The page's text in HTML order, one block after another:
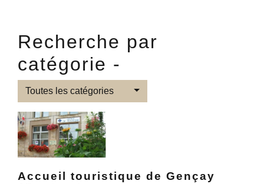
Recherche par
catégorie -
Toutes les catégories
Accueil touristique de Gençay